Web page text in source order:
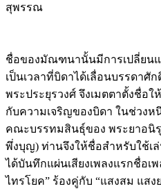
สุพรรณ
ชื่อของมัณฑนานั้นมีการเปลี่ยนแ
เป็นเวลาที่บิดาได้เลื่อนบรรดาศั
พระประยุรวงศ์ จึงเมตตาตั้งชื่อใ
กับความเจริญของบิดา ในช่วงห
คณะบรรทมสินธุ์ของ พระยาอนิ
พึ่งบุญ) ท่านจึงให้ชื่อสำหรับใช้เล่
ได้บันทึกแผ่นเสียงเพลงแรกชื่อเ
ไทรโยค” ร้องคู่กับ “แสงสม แสง